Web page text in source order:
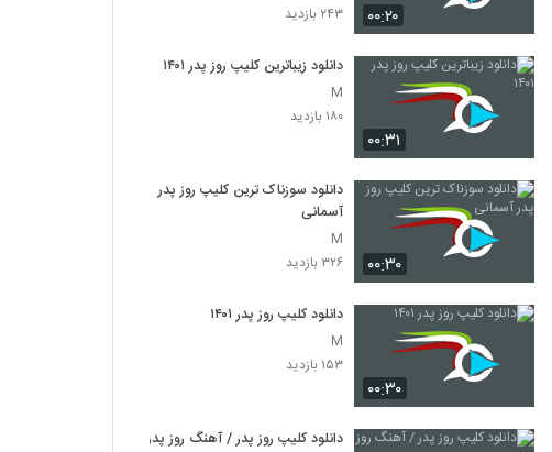
۰۰:۲۰
۲۴۳ بازدید
۰۰:۳۱
دانلود زیباترین کلیپ روز پدر ۱۴۰۱
M
۱۸۰ بازدید
۰۰:۳۰
دانلود سوزناک ترین کلیپ روز پدر
آسمانی
M
۳۲۶ بازدید
۰۰:۳۰
دانلود کلیپ روز پدر ۱۴۰۱
M
۱۵۳ بازدید
دانلود کلیپ روز پدر / آهنگ روز پدر